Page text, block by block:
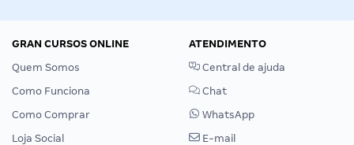
GRAN CURSOS ONLINE
Quem Somos
Como Funciona
Como Comprar
Loja Social
ATENDIMENTO
Central de ajuda
Chat
WhatsApp
E-mail